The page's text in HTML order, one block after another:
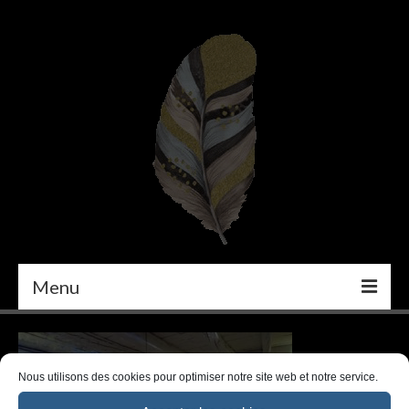
Nous utilisons des cookies pour optimiser notre site web et notre service.
Menu
PEINTURE
DÉCORATION INTÉRIEURE